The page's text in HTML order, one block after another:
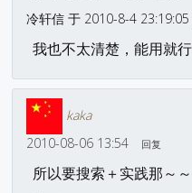
冷轩信 于 2010-8-4 23:19:05
我也不太清楚，能用就
kaka
2010-08-06 13:54
回复
所以要搜索＋实践那～～